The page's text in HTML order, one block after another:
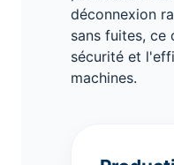
déconnexion
sans fuites, ce
sécurité et
machines.